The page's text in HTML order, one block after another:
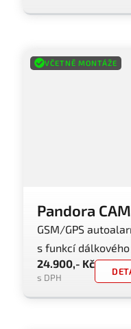
VČETNĚ MONTÁŽE
Pandora
GSM/GPS
s funkcí
24.900,- Kč
s DPH